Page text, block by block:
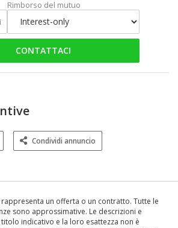
Rimborso del mutuo
CONTATTACI
Condividi annuncio
un offerta o un contratto. Tutte le
sono approssimative. Le descrizioni e
indicativo e la loro esattezza non è